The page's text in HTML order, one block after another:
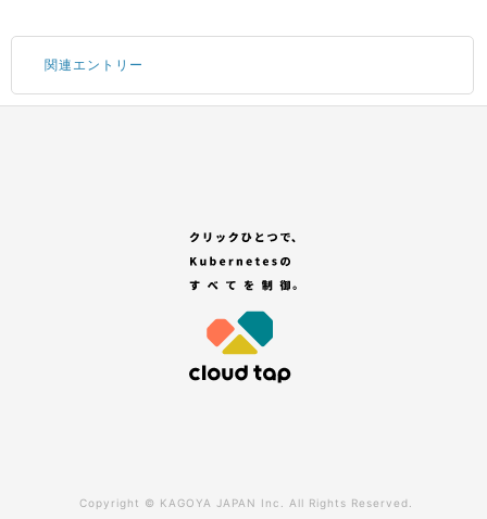
関連エントリー
「セレクトプラン(有償プラン)」を選択する
Copyright © KAGOYA JAPAN Inc. All Rights Reserved.